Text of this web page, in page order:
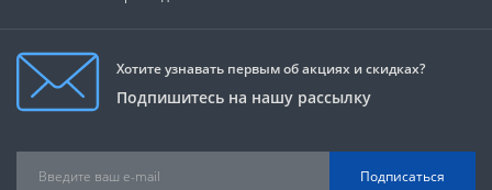
Хотите узнавать первым об акциях и скидках?
Подпишитесь на нашу рассылку
Подписаться